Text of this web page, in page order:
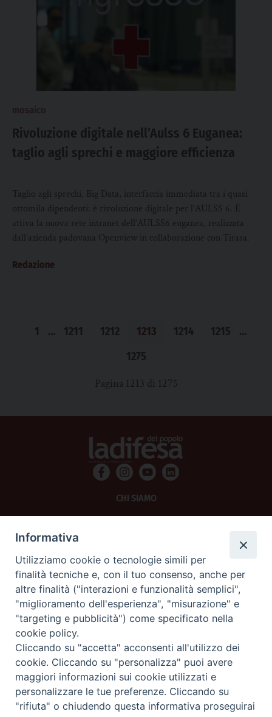
Rivoluzione digitale nell’Aulss 6 Euganea:
taglio agli sprechi e maggiore efficienza
Taglio agli sprechi, Big Data, interfaccia immediata tra i quasi
ottomila dipendenti: è rivoluzione digitale per l’AULSS 6. È
attiva la nuova rete intranet dell’AULSS6 euganea, realizzata
dall’azienda padovana Openview in collaborazione con Tirasa.
Redazione
1 … 1211 1212 1213 1214 1215
…
1275
Pagina 1213 di 1275
CHI SIAMO
SCRIVICI
La Difesa srl - P.iva 05125420280
La Difesa del Popolo percepisce i contributi pubblici all'editoria.
La Difesa del Popolo, tramite la Fisc (Federazione Italiana Settimanali Cattolici)
ha aderito allo IAP (Istituto dell'Autodisciplina Pubblicitaria) accettando il Codice
di Autodisciplina della Comunicazione Commerciale.
La Difesa del Popolo è una testata registrata presso il Tribunale di Padova
decreto del 15 giugno 1950 al n. 37 del registro periodici.
Informativa
Utilizziamo cookie o tecnologie simili per
finalità tecniche e, con il tuo consenso, anche per
altre finalità ("interazioni e funzionalità semplici",
"miglioramento dell'esperienza", "misurazione" e
"targeting e pubblicità") come specificato nella
cookie policy.
Cliccando su "accetta" acconsenti all'utilizzo dei
cookie. Cliccando su "personalizza" puoi avere
maggiori informazioni sui cookie utilizzati e
personalizzare le tue preferenze. Cliccando su
"rifiuta" o chiudendo questa informativa proseguirai